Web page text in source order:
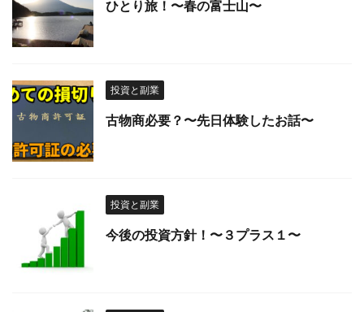
ひとり旅！〜春の富士山〜
投資と副業
古物商必要？〜先日体験したお話〜
投資と副業
今後の投資方針！〜３プラス１〜